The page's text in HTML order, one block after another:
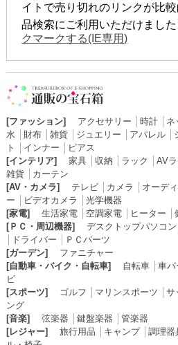
イトで売り切れのリンクが比
品検索にご利用いただけまし
クマークする(IE専用)
[ファッション] アクセサリー 時計│ ネ
水
財布│ 雑貨│ ジュエリー アパレル│
ト
インナー
ピアス
[インテリア]
家具│ 収納 ラック AV
雑貨│ カーテン
[AV・カメラ]
テレビ│ カメラ オーデ
ー
ビデオカメラ
光学機器
[家電]
生活家電│ 空調家電│ ヒーター
[ＰＣ・周辺機器]
デスクトップパソコン
ドライバー
ＰＣパーツ
[ガーデン]
ファニチャー
[自動車・バイク・自転車]
自転車│ 車パ
ビ
[スポーツ]
ゴルフ マリンスポーツ サ
ング
[音楽]
弦楽器 鍵盤楽器
管楽器
[レジャー]
旅行用品 キャンプ│ 調理器